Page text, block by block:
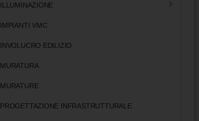
ILLUMINAZIONE
IMPIANTI VMC
INVOLUCRO EDILIZIO
MURATURA
MURATURE
PROGETTAZIONE INFRASTRUTTURALE